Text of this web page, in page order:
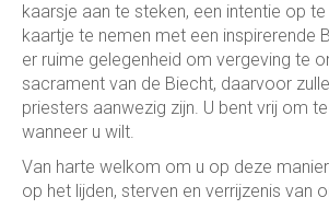
kaarsje aan te steken, een intentie op
kaartje te nemen met een inspirerende
er ruime gelegenheid om vergeving te
sacrament van de Biecht, daarvoor
priesters aanwezig zijn. U bent vrij om
wanneer u wilt.
Van harte welkom om u op deze
op het lijden, sterven en verrijzenis van